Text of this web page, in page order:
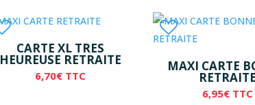
CARTE XL TRES
HEUREUSE RETRAITE
6,70€ TTC
MAXI CARTE
RETRAITE
6,95€ TTC